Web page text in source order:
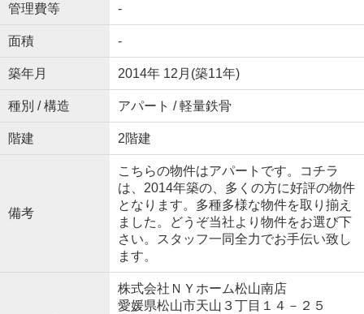
管理費等 -
面積 -
築年月 2014年 12月(築11年)
種別 / 構造 アパート / 軽量鉄骨
階建 2階建
備考
こちらの物件はアパートです。コチラ
は、2014年築の、多くの方に好評の物件
となります。多種多様な物件を取り揃え
ました。どうぞ当社より物件をお選び下
さい。スタッフ一同全力でお手伝い致し
ます。
株式会社ＮＹホーム松山南店
愛媛県松山市天山３丁目１４－２５